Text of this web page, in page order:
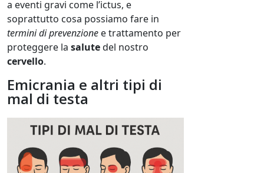
a eventi gravi come l’ictus, e
soprattutto cosa possiamo fare in
termini di prevenzione e trattamento per
proteggere la salutedel nostro
cervello.
Emicrania e altri tipi di
mal di testa